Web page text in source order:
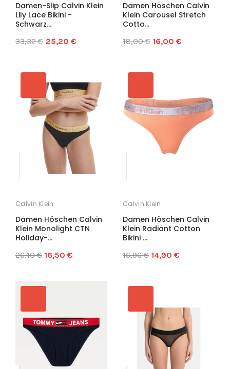
Damen-Slip Calvin Klein
Lily Lace Bikini -
Schwarz...
33,32 € 25,20 €
Damen Höschen Calvin
Klein Carousel Stretch
Cotto...
18,00 € 16,00 €
Calvin Klein
Damen Höschen Calvin
Klein Monolight CTN
Holiday-...
26,10 € 16,50 €
Calvin Klein
Damen Höschen Calvin
Klein Radiant Cotton
Bikini ...
16,96 € 14,90 €